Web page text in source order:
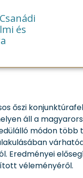
és
részt
őszi
áll a
módon több
Eredményei
véleményéről.